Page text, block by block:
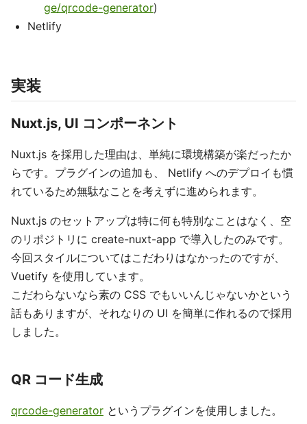
ge/qrcode-generator)
Netlify
実装
Nuxt.js, UI コンポーネント
Nuxt.js を採用した理由は、単純に環境構築が楽だったか
らです。プラグインの追加も、 Netlify へのデプロイも慣
れているため無駄なことを考えずに進められます。
Nuxt.js のセットアップは特に何も特別なことはなく、空
のリポジトリに create-nuxt-app で導入したのみです。
今回スタイルについてはこだわりはなかったのですが、
Vuetify を使用しています。
こだわらないなら素の CSS でもいいんじゃないかという
話もありますが、それなりの UI を簡単に作れるので採用
しました。
QR コード生成
qrcode-generator というプラグインを使用しました。